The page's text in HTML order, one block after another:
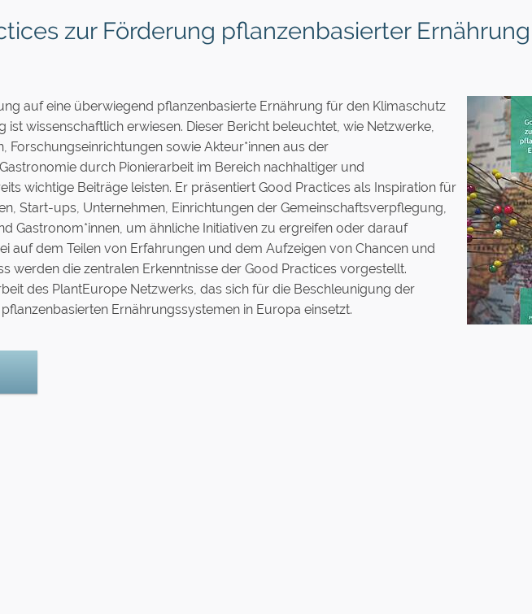
zur Förderung pflanzenbasierter
auf eine überwiegend pflanzenbasierte Ernährung für den Klimaschutz
ist wissenschaftlich erwiesen. Dieser Bericht beleuchtet, wie Netzwerke,
Forschungseinrichtungen sowie Akteur*innen aus der
durch Pionierarbeit im Bereich nachhaltiger und
wichtige Beiträge leisten. Er präsentiert Good Practices als Inspiration für
Start-ups, Unternehmen, Einrichtungen der Gemeinschaftsverpflegung,
Gastronom*innen, um ähnliche Initiativen zu ergreifen oder darauf
auf dem Teilen von Erfahrungen und dem Aufzeigen von Chancen und
werden die zentralen Erkenntnisse der Good Practices vorgestellt.
des PlantEurope Netzwerks, das sich für die Beschleunigung der
Ernährungssystemen in Europa einsetzt.